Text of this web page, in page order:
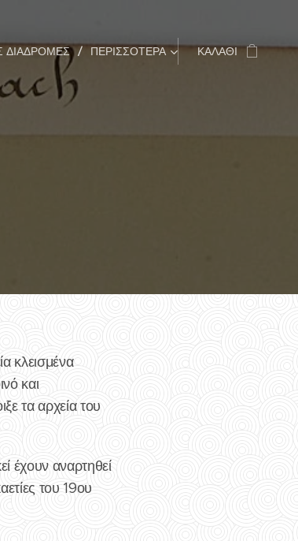
ΔΙΑΔΡΟΜΈΣ ΠΕΡΙΣΣΌΤΕΡΑ ΚΑΛΆΘΙ
κλεισμένα
και
τα αρχεία του
έχουν αναρτηθεί
του 19ου